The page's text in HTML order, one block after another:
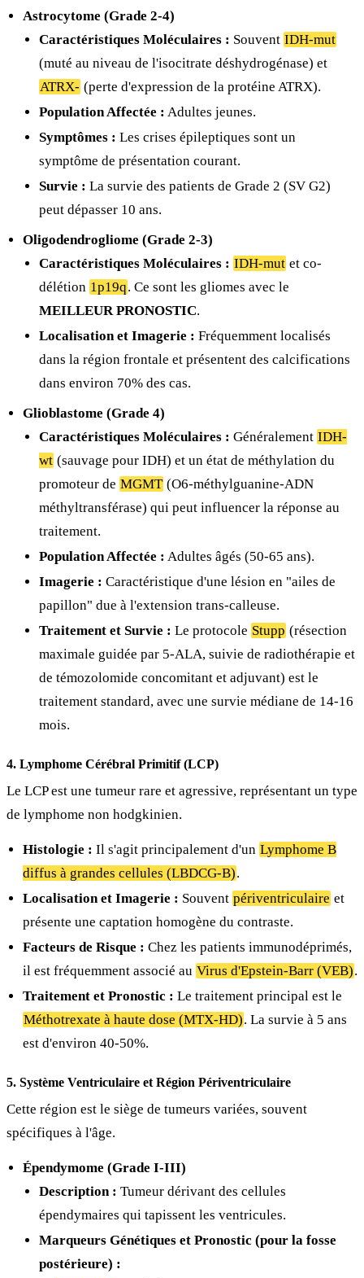
Astrocytome (Grade 2-4)
Caractéristiques Moléculaires : Souvent IDH-mut
(muté au niveau de l'isocitrate déshydrogénase) et
ATRX- (perte d'expression de la protéine ATRX).
Population Affectée : Adultes jeunes.
Symptômes : Les crises épileptiques sont un
symptôme de présentation courant.
Survie : La survie des patients de Grade 2 (SV G2)
peut dépasser 10 ans.
Oligodendrogliome (Grade 2-3)
Caractéristiques Moléculaires : IDH-mut et co-
délétion 1p19q. Ce sont les gliomes avec le
MEILLEUR PRONOSTIC.
Localisation et Imagerie : Fréquemment localisés
dans la région frontale et présentent des calcifications
dans environ 70% des cas.
Glioblastome (Grade 4)
Caractéristiques Moléculaires : Généralement IDH-
wt (sauvage pour IDH) et un état de méthylation du
promoteur de MGMT (O6-méthylguanine-ADN
méthyltransférase) qui peut influencer la réponse au
traitement.
Population Affectée : Adultes âgés (50-65 ans).
Imagerie : Caractéristique d'une lésion en "ailes de
papillon" due à l'extension trans-calleuse.
Traitement et Survie : Le protocole Stupp (résection
maximale guidée par 5-ALA, suivie de radiothérapie et
de témozolomide concomitant et adjuvant) est le
traitement standard, avec une survie médiane de 14-16
mois.
4. Lymphome Cérébral Primitif (LCP)
Le LCP est une tumeur rare et agressive, représentant un type
de lymphome non hodgkinien.
Histologie : Il s'agit principalement d'un Lymphome B
diffus à grandes cellules (LBDCG-B).
Localisation et Imagerie : Souvent périventriculaire et
présente une captation homogène du contraste.
Facteurs de Risque : Chez les patients immunodéprimés,
il est fréquemment associé au Virus d'Epstein-Barr (VEB).
Traitement et Pronostic : Le traitement principal est le
Méthotrexate à haute dose (MTX-HD). La survie à 5 ans
est d'environ 40-50%.
5. Système Ventriculaire et Région Périventriculaire
Cette région est le siège de tumeurs variées, souvent
spécifiques à l'âge.
Épendymome (Grade I-III)
Description : Tumeur dérivant des cellules
épendymaires qui tapissent les ventricules.
Marqueurs Génétiques et Pronostic (pour la fosse
postérieure) :